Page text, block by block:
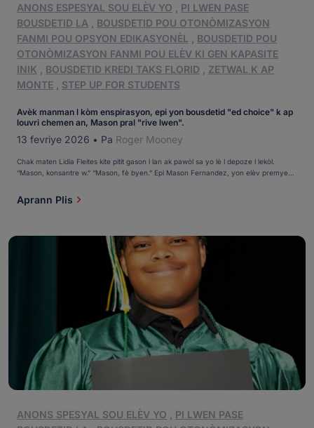
ANONS ESPESYAL SOU ELÈV YO
PI LWEN PASE
BOUSDETID LA
BOUSDETID POU OTONÒMIZASYON
FANMI POU OPSYON EDIKASYONÈL
BOUSDETID POU
OTONÒMIZASYON FANMI POU ELÈV KI GEN KAPASITE
INIK
BOUSDETID KREDI TAKS FLORID
ZETWAL K AP
MONTE
STEP UP FOR STUDENTS
Avèk manman l kòm enspirasyon, epi yon bousdetid "ed choice" k ap
louvri chemen an, Mason pral "rive lwen".
13 fevriye 2026 • Pa Roger Mooney
Chak maten Lidia Fleites kite pitit gason l lan ak pawòl sa yo lè l depoze l lekòl.
“Mason, konsantre w.” “Mason, fè byen.” Epi Mason Fernandez, yon elèv premye
fè egzakteman sa. Mason, 15 an, se yon zetwal akademik depi premye ane, […]
Aprann Plis
ANONS SPESYAL SOU ELÈV YO
PI LWEN PASE